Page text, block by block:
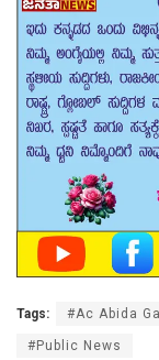
Tags: #Ac Abida
#Public News